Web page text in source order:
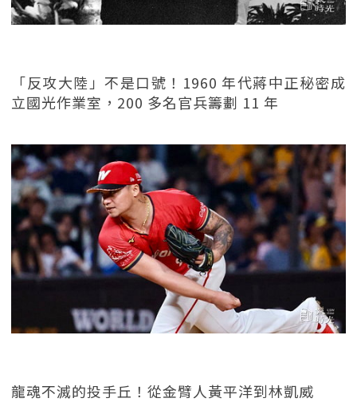
「反攻大陸」不是口號！1960 年代蔣中正秘密成
立國光作業室，200 多名官兵籌劃 11 年
龍魂不滅的投手丘！從金臂人黃平洋到林凱威